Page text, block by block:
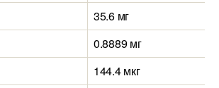
35.6 мг
0.8889 мг
144.4 мкг